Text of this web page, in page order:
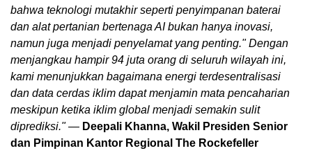
bahwa teknologi mutakhir seperti penyimpanan baterai
dan alat pertanian bertenaga AI bukan hanya inovasi,
namun juga menjadi penyelamat yang penting." Dengan
menjangkau hampir 94 juta orang di seluruh wilayah ini,
kami menunjukkan bagaimana energi terdesentralisasi
dan data cerdas iklim dapat menjamin mata pencaharian
meskipun ketika iklim global menjadi semakin sulit
diprediksi."― Deepali Khanna, Wakil Presiden Senior
dan Pimpinan Kantor Regional The Rockefeller